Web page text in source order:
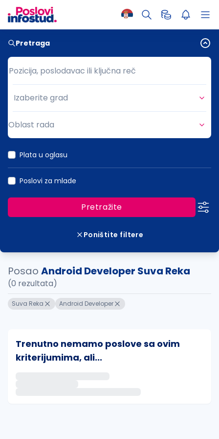
Pretraga
Pozicija, poslodavac ili ključna reč
Pozicija, poslodavac ili ključna reč
Grad
Izaberite grad
Oblast rada
Plata u oglasu
Poslovi za mlade
Pretražite
Poništite filtere
Posao Android Developer Suva Reka
(0 rezultata)
Suva Reka Android Developer
Trenutno nemamo poslove sa ovim
kriterijumima, ali...